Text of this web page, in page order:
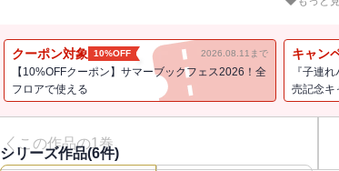
彼はイケメンスペック最強のスパダリ属性でちょっとクズ
男嫌いな灯子の最後の恋が始まりそうで──。
話題のラブコメ第1巻!!
（著者名：餅本もよ/初出：GANMA!1～10話掲載分）
クーポン対象 10%OFF 2026.08.11まで
【10%OFFクーポン】サマーブックフェス2026！全
フロアで使える
キャン
『子連
売記念キ
この作品の1巻
シリーズ作品(6件)